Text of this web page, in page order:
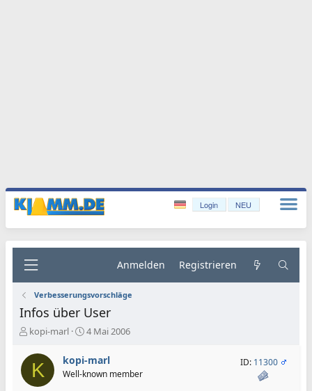
Login NEU
Anmelden Registrieren
Verbesserungsvorschläge
Infos über User
E
s
e
kopi-marl
E
s
t
e
4 Mai 2006
K kopi-marl
Well-known member
ID: 11300